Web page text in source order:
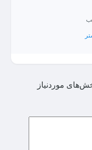
موردنیاز